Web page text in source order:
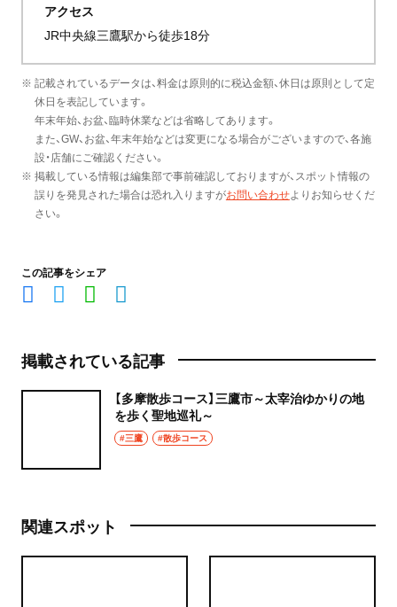
アクセス
JR中央線三鷹駅から徒歩18分
※ 記載されているデータは、料金は原則的に税込金額、休日は原則として定
休日を表記しています。
年末年始、お盆、臨時休業などは省略してあります。
また、GW、お盆、年末年始などは変更になる場合がございますので、各施
設・店舗にご確認ください。
※ 掲載している情報は編集部で事前確認しておりますが、スポット情報の
誤りを発見された場合は恐れ入りますがお問い合わせよりお知らせくだ
さい。
この記事をシェア
掲載されている記事
【多摩散歩コース】三鷹市～太宰治ゆかりの地
を歩く聖地巡礼～
#三鷹 #散歩コース
関連スポット